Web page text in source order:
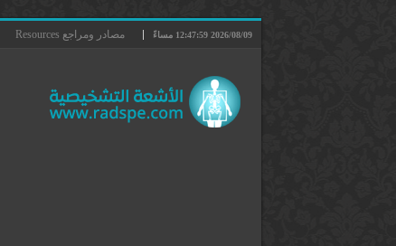
2026/08/09 12:47:59 مساءً مصادر ومراجع Resources